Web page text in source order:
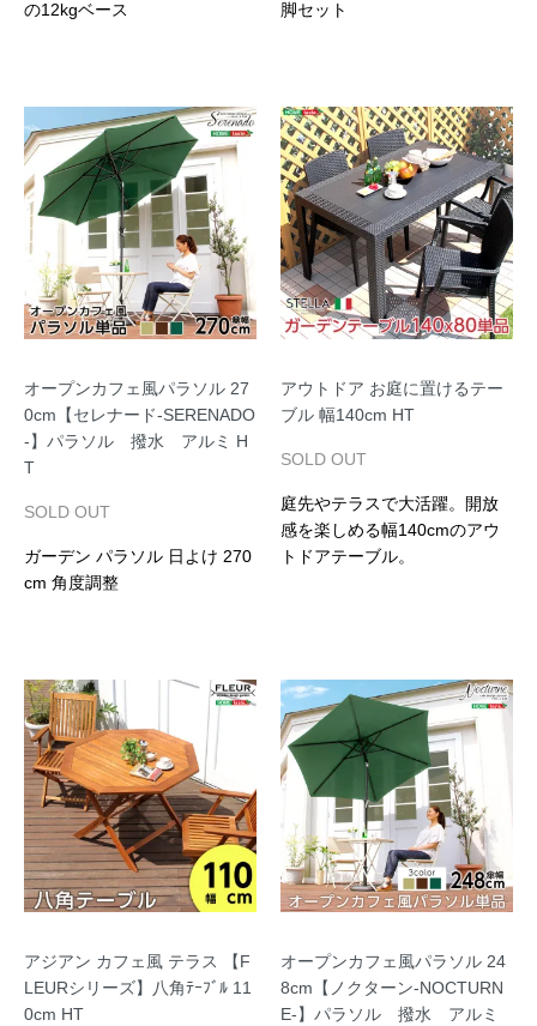
の12kgベース
脚セット
オープンカフェ風パラソル 27
0cm【セレナード-SERENADO
-】パラソル 撥水 アルミ H
T
SOLD OUT
ガーデン パラソル 日よけ 270
cm 角度調整
アウトドア お庭に置けるテー
ブル 幅140cm HT
SOLD OUT
庭先やテラスで大活躍。開放
感を楽しめる幅140cmのアウ
トドアテーブル。
アジアン カフェ風 テラス 【F
LEURシリーズ】八角ﾃｰﾌﾞﾙ 11
0cm HT
オープンカフェ風パラソル 24
8cm【ノクターン-NOCTURN
E-】パラソル 撥水 アルミ